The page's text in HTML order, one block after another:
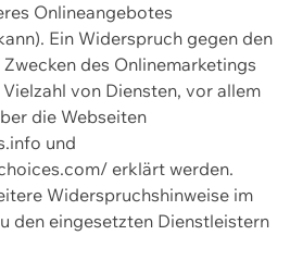
Onlineangebotes
Ein Widerspruch gegen den
des Onlinemarketings
von Diensten, vor allem
die Webseiten
und
erklärt werden.
Widerspruchshinweise im
den eingesetzten Dienstleistern